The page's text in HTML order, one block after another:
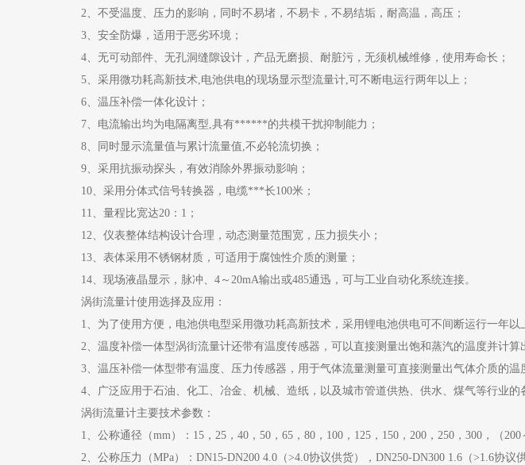
2、不受温度、压力的影响，同时不易堵，不易卡，不易结垢，耐高温，高压；
3、安全防爆，适用于恶劣环境；
4、无可动部件、无孔洞缝隙设计，产品无磨损、耐脏污，无须机械维修，使用寿命长；
5、采用微功耗高新技术,电池供电的现场显示型流量计,可不断电运行两年以上；
6、温压补偿一体化设计；
7、电流输出均为电隔离型,具有******的共模干扰抑制能力；
8、同时显示流量值与累计流量值,不必轮流切换；
9、采用抗振动探头，有效消除外界振动影响；
10、采用分体式信号转换器，电缆***长100米；
11、量程比宽达20：1；
12、仪表整体结构设计合理，动态测量范围宽，压力损失小；
13、表体采用不锈钢材质，可适用于腐蚀性介质的测量；
14、现场液晶显示，脉冲、4～20mA输出或485通迅，可与工业自动化系统连接。
涡街流量计使用选择及应用：
1、为了使用方便，电池供电型采用微功耗高新技术，采用锂电池供电可不间断运行一年
2、温度补偿一体型涡街流量计还带有温度传感器，可以直接测量出饱和蒸汽的温度并计算
3、温压补偿一体型带有温度、压力传感器，用于气体流量测量可直接测量出气体介质的温
4、广泛应用于石油、化工、冶金、机械、造纸，以及城市管道供热、供水、煤气等行业
涡街流量计主要技术参数：
1、公称通径（mm）：15，25，40，50，65，80，100，125，150，200，250，300，（
2、公称压力（MPa）：DN15-DN200 4.0（>4.0协议供货），DN250-DN300 1.6（>1.6协议